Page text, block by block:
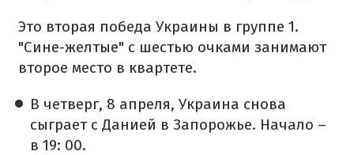
Это вторая победа Украины в группе 1.
"Сине-желтые" с шестью очками занимают
второе место в квартете.
В четверг, 8 апреля, Украина снова
сыграет с Данией в Запорожье. Начало –
в 19: 00.